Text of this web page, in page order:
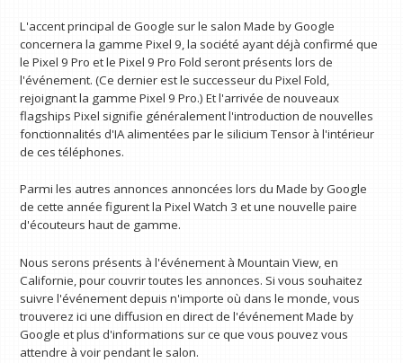
L'accent principal de Google sur le salon Made by Google
concernera la gamme Pixel 9, la société ayant déjà confirmé que
le Pixel 9 Pro et le Pixel 9 Pro Fold seront présents lors de
l'événement. (Ce dernier est le successeur du Pixel Fold,
rejoignant la gamme Pixel 9 Pro.) Et l'arrivée de nouveaux
flagships Pixel signifie généralement l'introduction de nouvelles
fonctionnalités d'IA alimentées par le silicium Tensor à l'intérieur
de ces téléphones.
Parmi les autres annonces annoncées lors du Made by Google
de cette année figurent la Pixel Watch 3 et une nouvelle paire
d'écouteurs haut de gamme.
Nous serons présents à l'événement à Mountain View, en
Californie, pour couvrir toutes les annonces. Si vous souhaitez
suivre l'événement depuis n'importe où dans le monde, vous
trouverez ici une diffusion en direct de l'événement Made by
Google et plus d'informations sur ce que vous pouvez vous
attendre à voir pendant le salon.